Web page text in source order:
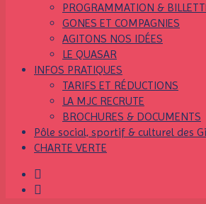
PROGRAMMATION &
GONES ET COMPAGNIES
AGITONS NOS IDÉES
LE QUASAR
INFOS PRATIQUES
TARIFS ET RÉDUCTIONS
LA MJC RECRUTE
BROCHURES & DOCUMENTS
Pôle social, sportif & culturel des
CHARTE VERTE
facebook
instagram